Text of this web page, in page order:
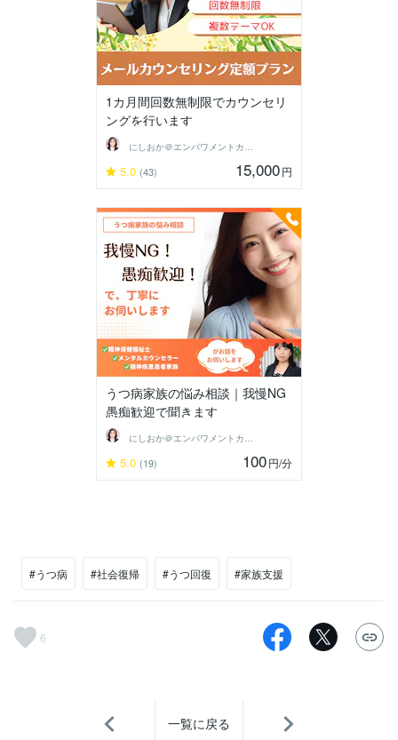
1カ月間回数無制限でカウンセリ
ングを行います
にしおか＠エンパワメントカウンセラー
5.0 (43) 15,000円
うつ病家族の悩み相談｜我慢NG
愚痴歓迎で聞きます
にしおか＠エンパワメントカウンセラー
5.0 (19) 100円/分
#うつ病 #社会復帰 #うつ回復 #家族支援
6
一覧に戻る